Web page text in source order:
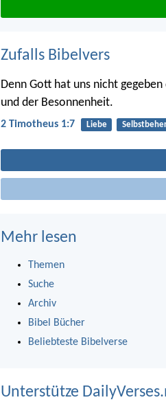
Zufalls Bibelvers
Denn Gott hat uns nicht
und der Besonnenheit.
2 Timotheus 1:7 Liebe
Mehr lesen
Themen
Suche
Archiv
Bibel Bücher
Beliebteste Bibelverse
Unterstütze